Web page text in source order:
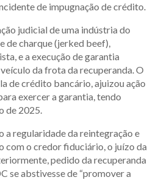
de impugnação de crédito.
judicial de uma indústria do
de charque (jerked beef),
e a execução de garantia
da frota da recuperanda. O
de crédito bancário, ajuizou ação
exercer a garantia, tendo
de 2025.
a regularidade da reintegração e
com o credor fiduciário, o juízo da
pedido da recuperanda
se abstivesse de “promover a